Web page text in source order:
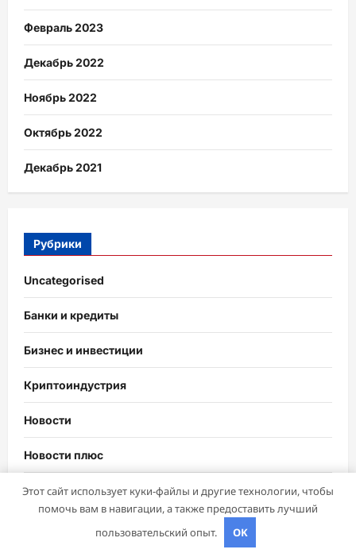
Февраль 2023
Декабрь 2022
Ноябрь 2022
Октябрь 2022
Декабрь 2021
Рубрики
Uncategorised
Банки и кредиты
Бизнес и инвестиции
Криптоиндустрия
Новости
Новости плюс
Ноутбуки и планшеты
Этот сайт использует куки-файлы и другие технологии, чтобы
помочь вам в навигации, а также предоставить лучший
пользовательский опыт.
OK